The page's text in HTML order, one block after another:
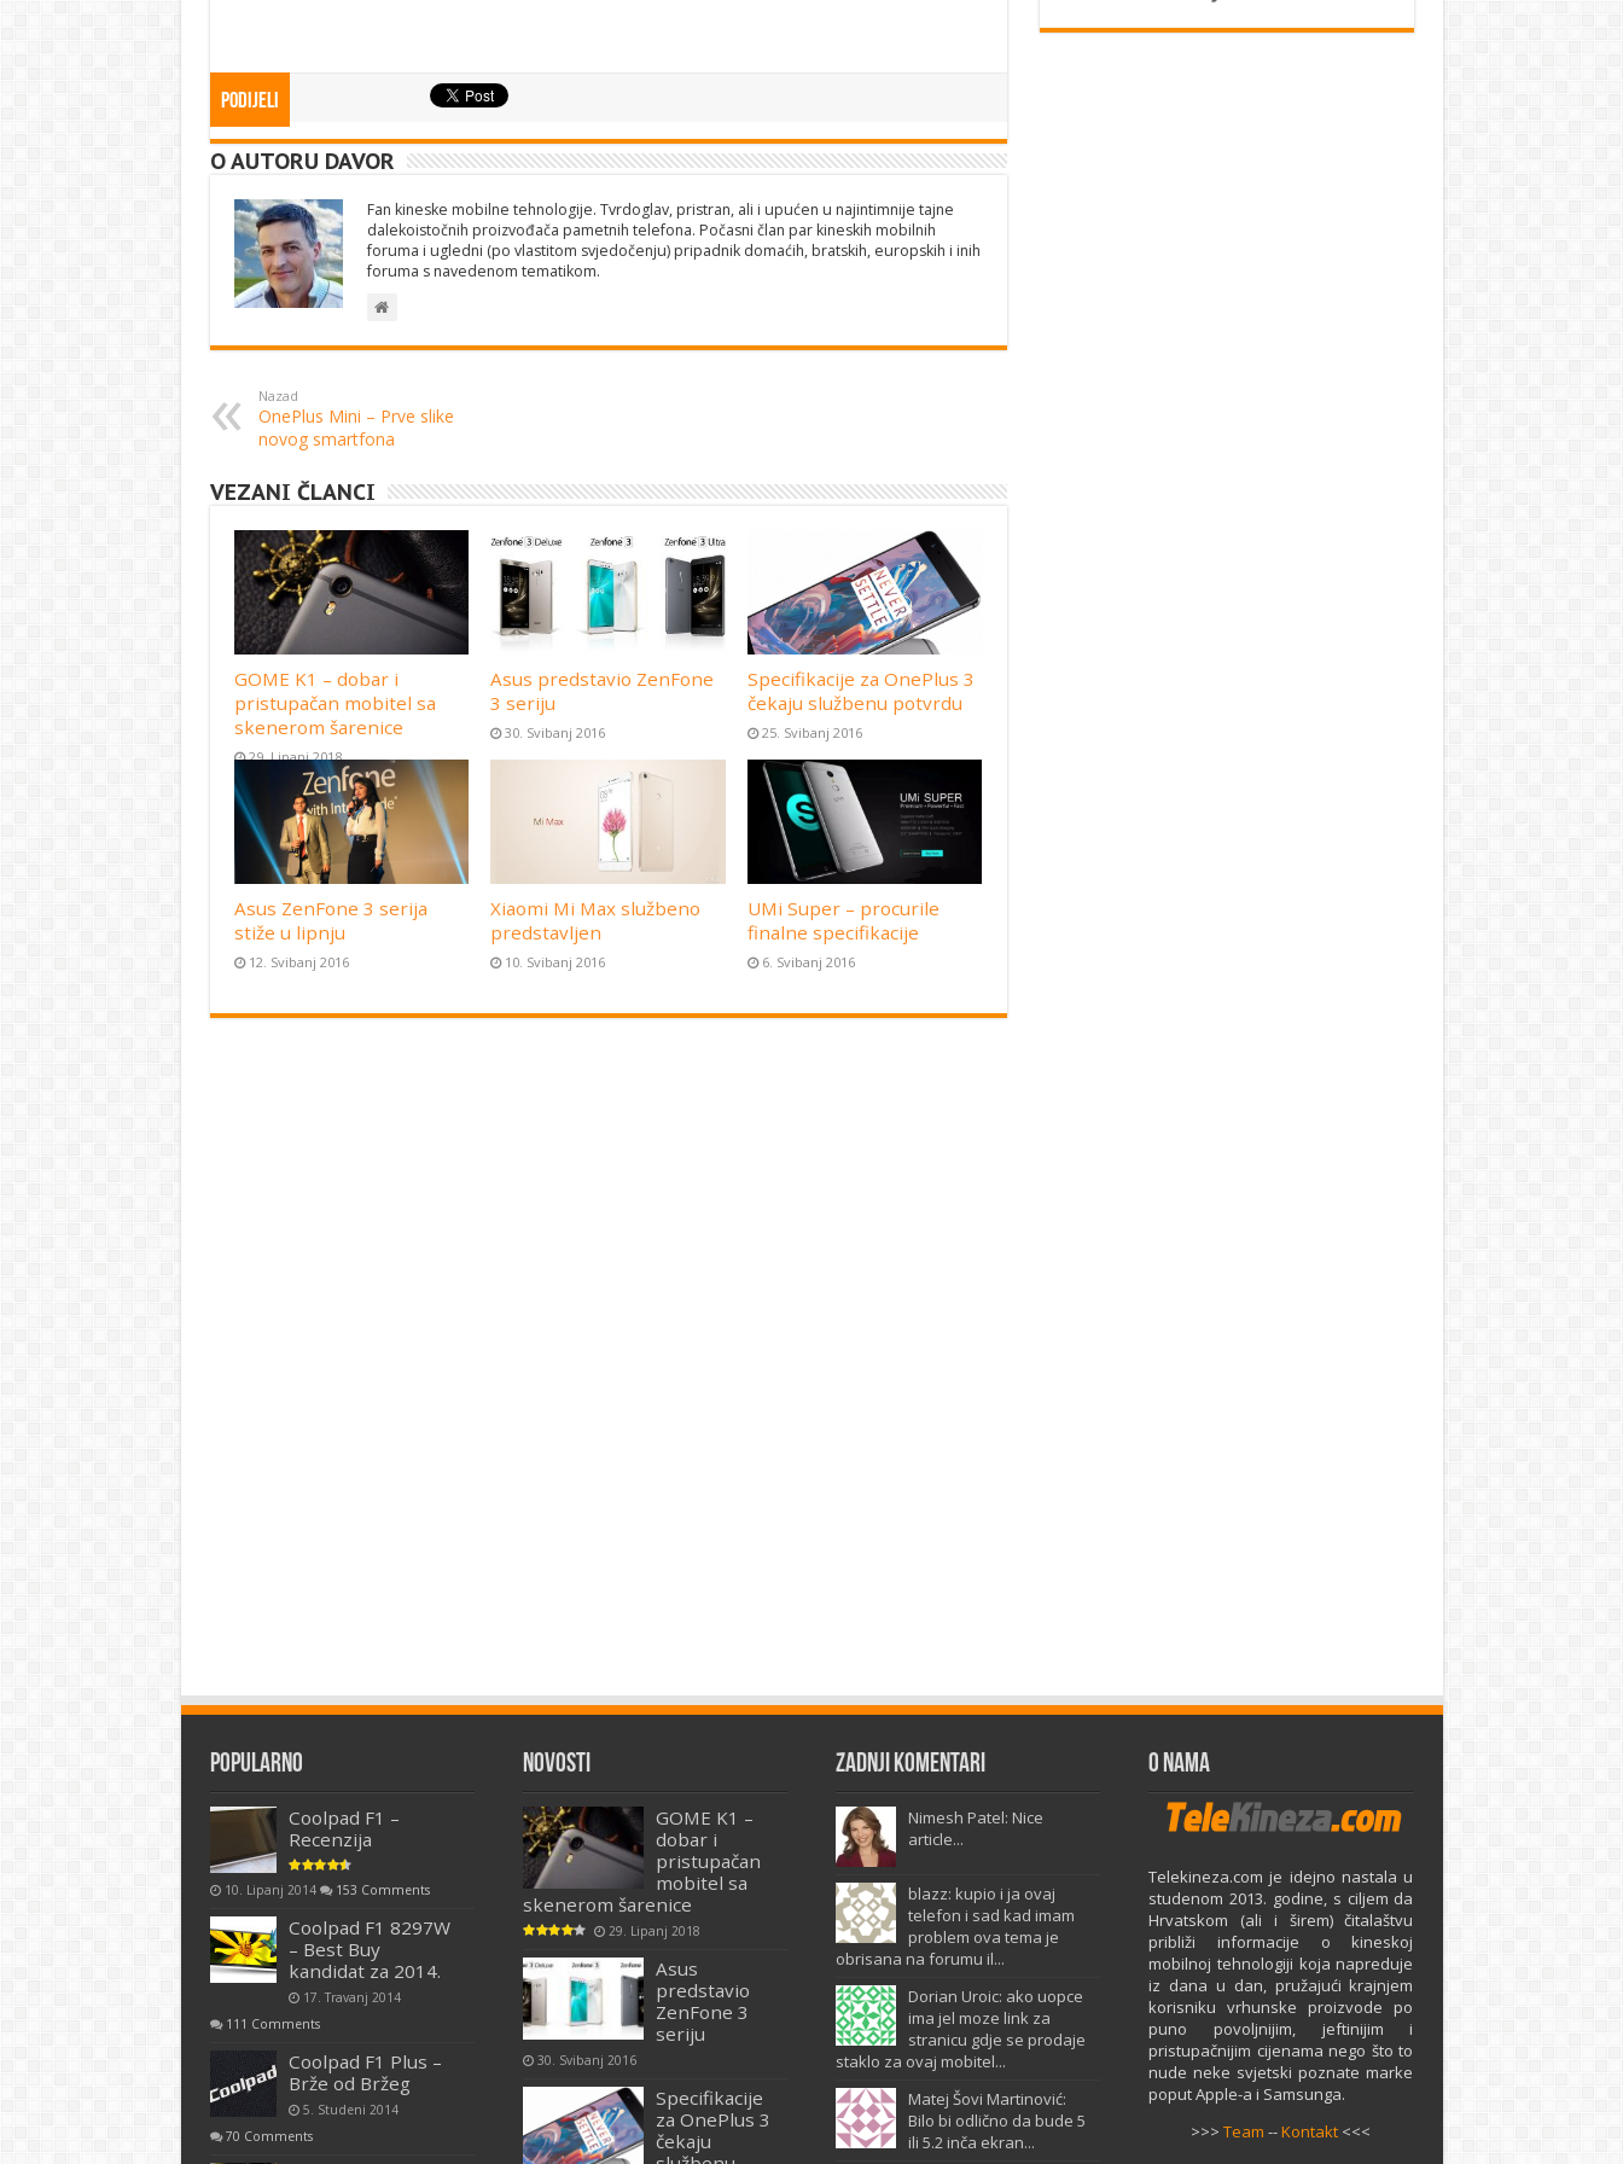
Podijeli
O AUTORU DAVOR
Fan kineske mobilne tehnologije. Tvrdoglav, pristran, ali i upućen u najintimnije tajne
dalekoistočnih proizvođača pametnih telefona. Počasni član par kineskih mobilnih
foruma i ugledni (po vlastitom svjedočenju) pripadnik domaćih, bratskih, europskih i inih
foruma s navedenom tematikom.
Nazad
OnePlus Mini – Prve slike
novog smartfona
VEZANI ČLANCI
GOME K1 – dobar i
pristupačan mobitel sa
skenerom šarenice
29. Lipanj 2018
Asus predstavio ZenFone
3 seriju
30. Svibanj 2016
Specifikacije za OnePlus 3
čekaju službenu potvrdu
25. Svibanj 2016
Asus ZenFone 3 serija
stiže u lipnju
12. Svibanj 2016
Xiaomi Mi Max službeno
predstavljen
10. Svibanj 2016
UMi Super – procurile
finalne specifikacije
6. Svibanj 2016
Popularno
Coolpad F1 –
Recenzija
10. Lipanj 2014 153 Comments
Coolpad F1 8297W
– Best Buy
kandidat za 2014.
17. Travanj 2014
111 Comments
Coolpad F1 Plus –
Brže od Bržeg
5. Studeni 2014
70 Comments
Novosti
GOME K1 –
dobar i
pristupačan
mobitel sa
skenerom šarenice
29. Lipanj 2018
Asus
predstavio
ZenFone 3
seriju
30. Svibanj 2016
Specifikacije
za OnePlus 3
čekaju
Zadnji komentari
Nimesh Patel: Nice
article...
blazz: kupio i ja ovaj
telefon i sad kad imam
problem ova tema je
obrisana na forumu il...
Dorian Uroic: ako uopce
ima jel moze link za
stranicu gdje se prodaje
staklo za ovaj mobitel...
Matej Šovi Martinović:
Bilo bi odlično da bude 5
ili 5.2 inča ekran...
O Nama
Telekineza.com je idejno nastala u
studenom 2013. godine, s ciljem da
Hrvatskom (ali i širem) čitalaštvu
približi informacije o kineskoj
mobilnoj tehnologiji koja napreduje
iz dana u dan, pružajući krajnjem
korisniku vrhunske proizvode po
puno povoljnijim, jeftinijim i
pristupačnijim cijenama nego što to
nude neke svjetski poznate marke
poput Apple-a i Samsunga.
>>>Team --Kontakt <<<